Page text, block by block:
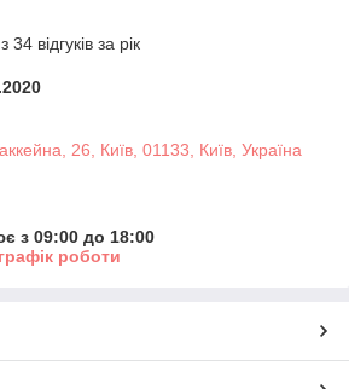
відгуків за рік
26, Київ, 01133, Київ, Україна
з 09:00 до 18:00
роботи